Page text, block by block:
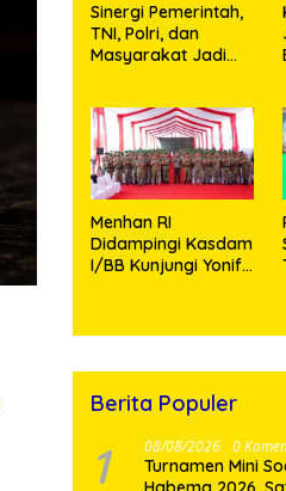
Sinergi Pemerintah,
TNI, Polri, dan
Masyarakat Jadi
Kondusif
Menhan RI
Didampingi Kasdam
I/BB Kunjungi Yonif
Berita Populer
1 08/08/2026 0
Turnamen Mini